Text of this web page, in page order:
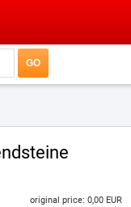
original price: 0,00 EUR